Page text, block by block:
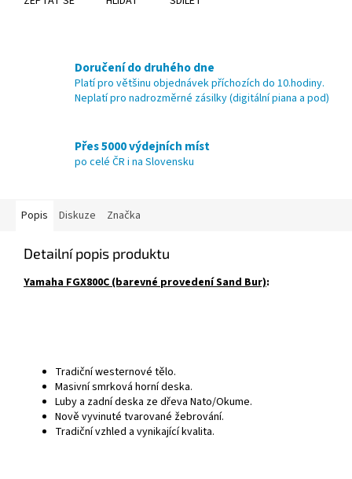
Doručení do druhého dne
Platí pro většinu objednávek příchozích do 10.hodiny.
Neplatí pro nadrozměrné zásilky (digitální piana a pod)
Přes 5000 výdejních míst
po celé ČR i na Slovensku
Popis Diskuze Značka
Detailní popis produktu
Yamaha FGX800C (barevné provedení Sand Bur):
Tradiční westernové tělo.
Masivní smrková horní deska.
Luby a zadní deska ze dřeva Nato/Okume.
Nově vyvinuté tvarované žebrování.
Tradiční vzhled a vynikající kvalita.